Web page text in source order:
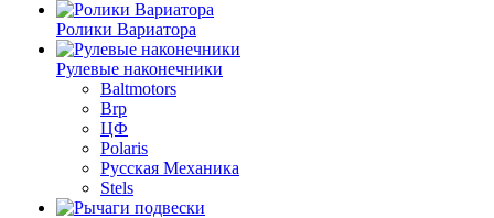
Ролики Вариатора
Рулевые наконечники
Baltmotors
Brp
ЦФ
Polaris
Русская Механика
Stels